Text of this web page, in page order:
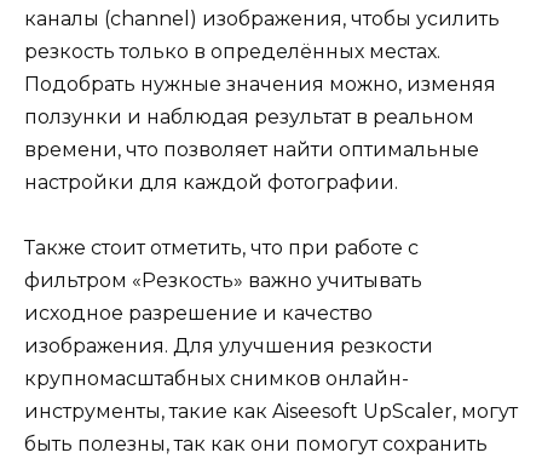
каналы (channel) изображения, чтобы усилить
резкость только в определённых местах.
Подобрать нужные значения можно, изменяя
ползунки и наблюдая результат в реальном
времени, что позволяет найти оптимальные
настройки для каждой фотографии.
Также стоит отметить, что при работе с
фильтром «Резкость» важно учитывать
исходное разрешение и качество
изображения. Для улучшения резкости
крупномасштабных снимков онлайн-
инструменты, такие как Aiseesoft UpScaler, могут
быть полезны, так как они помогут сохранить